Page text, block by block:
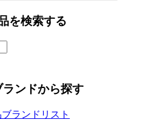
を検索する
ランドから探す
ランドリスト